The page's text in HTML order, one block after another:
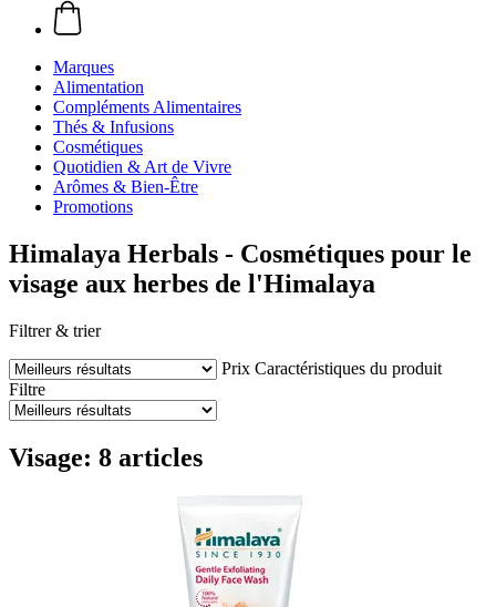
Marques
Alimentation
Compléments Alimentaires
Thés & Infusions
Cosmétiques
Quotidien & Art de Vivre
Arômes & Bien-Être
Promotions
Himalaya Herbals - Cosmétiques pour le
visage aux herbes de l'Himalaya
Filtrer & trier
Prix Caractéristiques du produit
Filtre
Visage: 8 articles